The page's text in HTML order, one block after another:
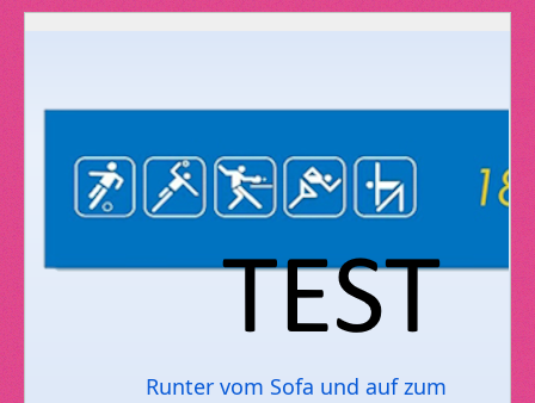
Runter vom Sofa und auf zum